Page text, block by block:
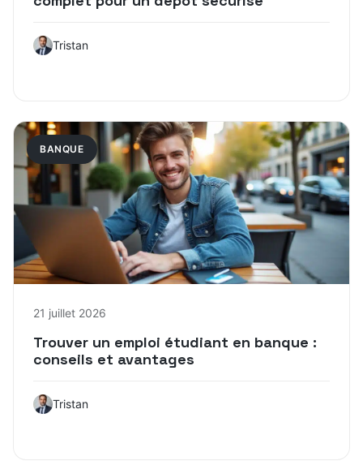
Tristan
BANQUE
21 juillet 2026
Trouver un emploi étudiant en banque :
conseils et avantages
Tristan